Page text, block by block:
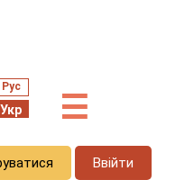
Рус
Укр ☰
Ввійти